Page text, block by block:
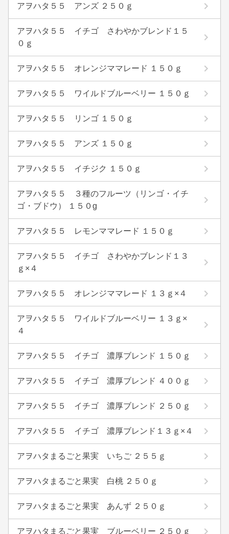
アヲハタ５５ アンズ ２５０ｇ
アヲハタ５５ イチゴ さわやかブレンド１５
０ｇ
アヲハタ５５ オレンジママレード １５０ｇ
アヲハタ５５ ワイルドブルーベリー １５０ｇ
アヲハタ５５ リンゴ １５０ｇ
アヲハタ５５ アンズ １５０ｇ
アヲハタ５５ イチジク １５０ｇ
アヲハタ５５ ３種のフルーツ（リンゴ・イチ
ゴ・ブドウ） １５０g
アヲハタ５５ レモンママレード １５０ｇ
アヲハタ５５ イチゴ さわやかブレンド１３
ｇ×４
アヲハタ５５ オレンジママレード １３ｇ×４
アヲハタ５５ ワイルドブルーベリー １３ｇ×
４
アヲハタ５５ イチゴ 濃厚ブレンド １５０ｇ
アヲハタ５５ イチゴ 濃厚ブレンド ４００ｇ
アヲハタ５５ イチゴ 濃厚ブレンド ２５０ｇ
アヲハタ５５ イチゴ 濃厚ブレンド１３ｇ×４
アヲハタまるごと果実 いちご ２５５ｇ
アヲハタまるごと果実 白桃 ２５０ｇ
アヲハタまるごと果実 あんず ２５０ｇ
アヲハタまるごと果実 ブルーベリー ２５０ｇ